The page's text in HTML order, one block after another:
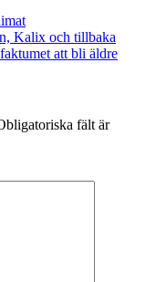
Kalix och tillbaka
att bli äldre
fält är